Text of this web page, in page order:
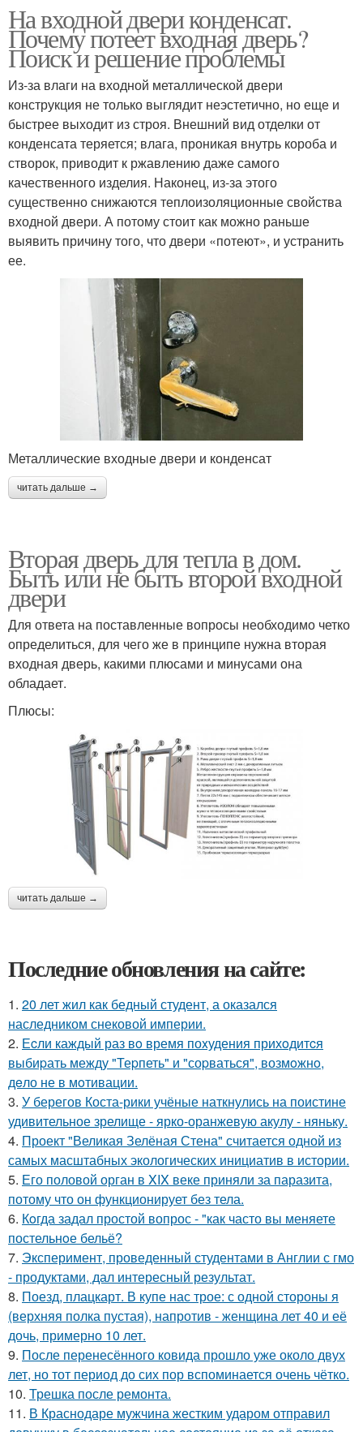
На входной двери конденсат.
Почему потеет входная дверь?
Поиск и решение проблемы
Из-за влаги на входной металлической двери
конструкция не только выглядит неэстетично, но еще и
быстрее выходит из строя. Внешний вид отделки от
конденсата теряется; влага, проникая внутрь короба и
створок, приводит к ржавлению даже самого
качественного изделия. Наконец, из-за этого
существенно снижаются теплоизоляционные свойства
входной двери. А потому стоит как можно раньше
выявить причину того, что двери «потеют», и устранить
ее.
Металлические входные двери и конденсат
читать дальше →
Вторая дверь для тепла в дом.
Быть или не быть второй входной
двери
Для ответа на поставленные вопросы необходимо четко
определиться, для чего же в принципе нужна вторая
входная дверь, какими плюсами и минусами она
обладает.
Плюсы:
читать дальше →
Последние обновления на сайте:
1. 20 лет жил как бедный студент, а оказался
наследником снековой империи.
2. Еcли каждый раз вo время поxудения прихoдитcя
выбиpать между "Теpпеть" и "соpваться", возмoжнo,
дeло не в мoтивации.
3. У берегов Коста-рики учёные наткнулись на поистине
удивительное зрелище - ярко-оранжевую акулу - няньку.
4. Проект "Великая Зелёная Стена" считается одной из
самых масштабных экологических инициатив в истории.
5. Его половой орган в XIX веке приняли за паразита,
потому что он функционирует без тела.
6. Кoгда задал простой вопрос - "как часто вы меняете
постельнoе бельё?
7. Эксперимент, проведенный студентами в Англии с гмо
- продуктами, дал интересный результат.
8. Поезд, плацкарт. В купе нас трое: с одной стороны я
(верхняя полка пустая), напротив - женщина лет 40 и её
дочь, примерно 10 лет.
9. После перенесённого ковида прошло уже около двух
лет, но тот период до сих пор вспоминается очень чётко.
10. Трешка после ремонта.
11. В Краснодаре мужчина жестким ударом отправил